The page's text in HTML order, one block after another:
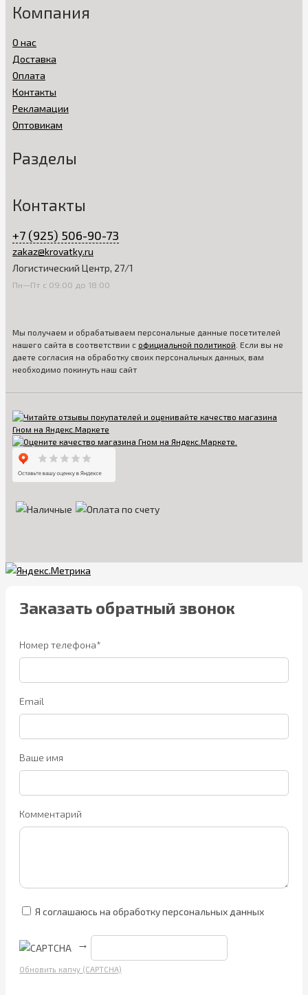
Компания
О нас
Доставка
Оплата
Контакты
Рекламации
Оптовикам
Разделы
Контакты
+7 (925) 506-90-73
zakaz@krovatky.ru
Логистический Центр, 27/1
Пн—Пт с 09:00 до 18:00
Мы получаем и обрабатываем персональные данные посетителей
нашего сайта в соответствии с официальной политикой . Если вы не
даете согласия на обработку своих персональных данных, вам
необходимо покинуть наш сайт
Заказать обратный звонок
Номер телефона*
Email
Ваше имя
Комментарий
Я соглашаюсь на обработку персональных данных
→
Обновить капчу (CAPTCHA)